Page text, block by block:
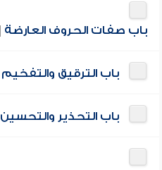
باب صفات الحروف العارضة
باب الترقيق والتفخيم
باب التحذير والتحسين